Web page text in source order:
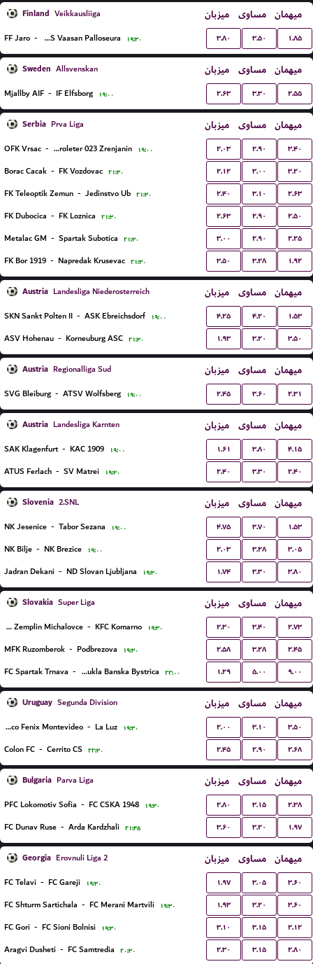
Finland Veikkausliiga میزبان مساوی میهمان
FF Jaro - VPS Vaasan Palloseura ۱۹:۳۰ ۳.۸۰ ۳.۵۰ ۱.۸۵
Sweden Allsvenskan میزبان مساوی میهمان
Mjallby AIF - IF Elfsborg ۱۹:۰۰ ۲.۶۳ ۳.۳۰ ۲.۵۵
Serbia Prva Liga میزبان مساوی میهمان
OFK Vrsac - FK Proleter 023 Zrenjanin ۱۹:۰۰ ۲.۰۳ ۲.۹۰ ۳.۴۰
Borac Cacak - FK Vozdovac ۲۱:۳۰ ۲.۱۲ ۳.۰۰ ۳.۲۰
FK Teleoptik Zemun - Jedinstvo Ub ۲۱:۳۰ ۲.۴۰ ۳.۱۰ ۲.۶۳
FK Dubocica - FK Loznica ۲۱:۳۰ ۲.۶۳ ۲.۹۰ ۲.۵۰
Metalac GM - Spartak Subotica ۲۱:۳۰ ۳.۰۰ ۲.۹۰ ۲.۲۵
FK Bor 1919 - Napredak Krusevac ۲۱:۳۰ ۳.۵۰ ۳.۲۸ ۱.۹۲
Austria Landesliga Niederosterreich میزبان مساوی میهمان
SKN Sankt Polten II - ASK Ebreichsdorf ۱۹:۰۰ ۴.۲۵ ۴.۲۰ ۱.۵۳
ASV Hohenau - Korneuburg ASC ۲۱:۳۰ ۱.۹۳ ۳.۲۰ ۳.۵۰
Austria Regionalliga Sud میزبان مساوی میهمان
SVG Bleiburg - ATSV Wolfsberg ۱۹:۰۰ ۲.۴۵ ۳.۶۰ ۲.۳۱
Austria Landesliga Karnten میزبان مساوی میهمان
SAK Klagenfurt - KAC 1909 ۱۹:۰۰ ۱.۶۱ ۳.۸۰ ۴.۱۵
ATUS Ferlach - SV Matrei ۱۹:۳۰ ۲.۴۰ ۳.۳۰ ۲.۴۰
Slovenia 2.SNL میزبان مساوی میهمان
NK Jesenice - Tabor Sezana ۱۹:۰۰ ۴.۷۵ ۳.۷۰ ۱.۵۳
NK Bilje - NK Brezice ۱۹:۰۰ ۲.۰۳ ۳.۲۸ ۳.۰۵
Jadran Dekani - ND Slovan Ljubljana ۱۹:۳۰ ۱.۷۴ ۳.۳۰ ۳.۸۰
Slovakia Super Liga میزبان مساوی میهمان
MFK Zemplin Michalovce - KFC Komarno ۱۹:۳۰ ۲.۳۰ ۳.۴۰ ۲.۷۳
MFK Ruzomberok - Podbrezova ۱۹:۳۰ ۲.۵۸ ۳.۲۸ ۲.۴۵
FC Spartak Trnava - FC Dukla Banska Bystrica ۲۲:۰۰ ۱.۲۹ ۵.۰۰ ۹.۰۰
Uruguay Segunda Division میزبان مساوی میهمان
Centro Atletico Fenix Montevideo - La Luz ۱۹:۳۰ ۲.۰۰ ۳.۱۰ ۳.۵۰
Colon FC - Cerrito CS ۲۲:۳۰ ۲.۴۵ ۲.۹۰ ۲.۶۸
Bulgaria Parva Liga میزبان مساوی میهمان
PFC Lokomotiv Sofia - FC CSKA 1948 ۱۹:۳۰ ۲.۸۰ ۳.۱۵ ۲.۳۸
FC Dunav Ruse - Arda Kardzhali ۲۱:۴۵ ۳.۶۰ ۳.۲۰ ۱.۹۷
Georgia Erovnuli Liga 2 میزبان مساوی میهمان
FC Telavi - FC Gareji ۱۹:۳۰ ۱.۹۷ ۳.۰۵ ۳.۶۰
FC Shturm Sartichala - FC Merani Martvili ۱۹:۳۰ ۱.۹۳ ۳.۲۰ ۳.۶۰
FC Gori - FC Sioni Bolnisi ۱۹:۳۰ ۳.۱۰ ۳.۱۵ ۲.۱۲
Aragvi Dusheti - FC Samtredia ۲۰:۳۰ ۲.۳۰ ۳.۱۵ ۲.۸۰